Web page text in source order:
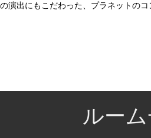
演出にもこだわった、プラネットの
ルー